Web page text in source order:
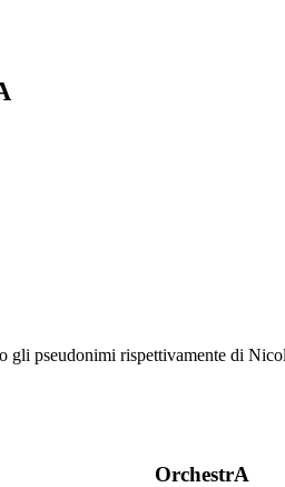
gli pseudonimi rispettivamente di
OrchestrA